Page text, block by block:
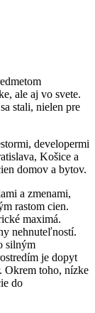
ale aj vo svete.
stali, nielen pre
developermi
Košice a
domov a bytov.
a zmenami,
rastom cien.
maximá.
nehnuteľností.
silným
je dopyt
Okrem toho, nízke
do